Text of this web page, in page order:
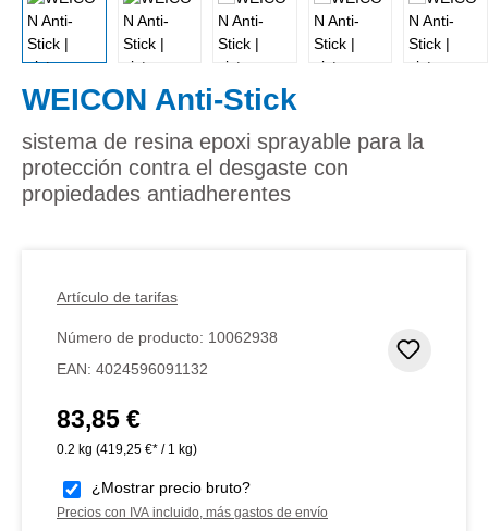
WEICON Anti-Stick
sistema de resina epoxi sprayable para la
protección contra el desgaste con
propiedades antiadherentes
Artículo de tarifas
Número de producto: 10062938
EAN: 4024596091132
Precio normal:
83,85 €
0.2 kg (419,25 €* / 1 kg)
¿Mostrar precio bruto?
Precios con IVA incluido, más gastos de envío